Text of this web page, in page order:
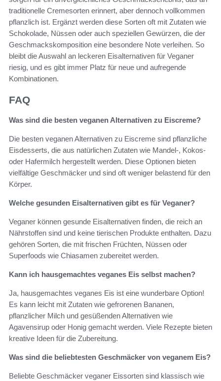
traditionelle Cremesorten erinnert, aber dennoch vollkommen
pflanzlich ist. Ergänzt werden diese Sorten oft mit Zutaten wie
Schokolade, Nüssen oder auch speziellen Gewürzen, die der
Geschmackskomposition eine besondere Note verleihen. So
bleibt die Auswahl an leckeren Eisalternativen für Veganer
riesig, und es gibt immer Platz für neue und aufregende
Kombinationen.
FAQ
Was sind die besten veganen Alternativen zu Eiscreme?
Die besten veganen Alternativen zu Eiscreme sind pflanzliche
Eisdesserts, die aus natürlichen Zutaten wie Mandel-, Kokos-
oder Hafermilch hergestellt werden. Diese Optionen bieten
vielfältige Geschmäcker und sind oft weniger belastend für den
Körper.
Welche gesunden Eisalternativen gibt es für Veganer?
Veganer können gesunde Eisalternativen finden, die reich an
Nährstoffen sind und keine tierischen Produkte enthalten. Dazu
gehören Sorten, die mit frischen Früchten, Nüssen oder
Superfoods wie Chiasamen zubereitet werden.
Kann ich hausgemachtes veganes Eis selbst machen?
Ja, hausgemachtes veganes Eis ist eine wunderbare Option!
Es kann leicht mit Zutaten wie gefrorenen Bananen,
pflanzlicher Milch und gesüßenden Alternativen wie
Agavensirup oder Honig gemacht werden. Viele Rezepte bieten
kreative Ideen für die Zubereitung.
Was sind die beliebtesten Geschmäcker von veganem Eis?
Beliebte Geschmäcker veganer Eissorten sind klassisch wie